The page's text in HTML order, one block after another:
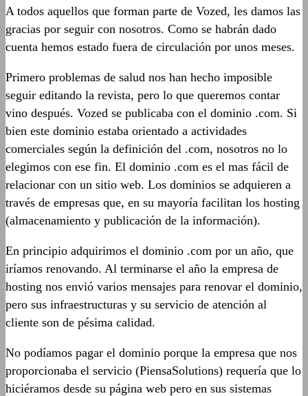
A todos aquellos que forman parte de Vozed, les damos las
gracias por seguir con nosotros. Como se habrán dado
cuenta hemos estado fuera de circulación por unos meses.
Primero problemas de salud nos han hecho imposible
seguir editando la revista, pero lo que queremos contar
vino después. Vozed se publicaba con el dominio .com. Si
bien este dominio estaba orientado a actividades
comerciales según la definición del .com, nosotros no lo
elegimos con ese fin. El dominio .com es el mas fácil de
relacionar con un sitio web. Los dominios se adquieren a
través de empresas que, en su mayoría facilitan los hosting
(almacenamiento y publicación de la información).
En principio adquirimos el dominio .com por un año, que
iríamos renovando. Al terminarse el año la empresa de
hosting nos envió varios mensajes para renovar el dominio,
pero sus infraestructuras y su servicio de atención al
cliente son de pésima calidad.
No podíamos pagar el dominio porque la empresa que nos
proporcionaba el servicio (PiensaSolutions) requería que lo
hiciéramos desde su página web pero en sus sistemas